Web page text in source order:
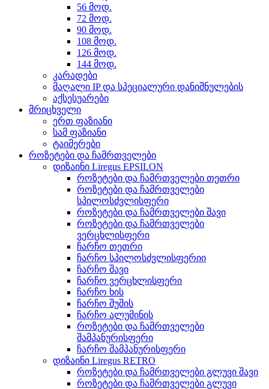
56 მოდ.
72 მოდ.
90 მოდ.
108 მოდ.
126 მოდ.
144 მოდ.
კარადები
მაღალი IP და სპეციალური დანიშნულების
აქსესუარები
მრიცხველი
ერთ ფაზიანი
სამ ფაზიანი
ტაიმერები
როზეტები და ჩამრთველები
დიზაინი Liregus EPSILON
როზეტები და ჩამრთველები თეთრი
როზეტები და ჩამრთველები
სპილოსძვლისფერი
როზეტები და ჩამრთველები შავი
როზეტები და ჩამრთველები
ვერცხლისფერი
ჩარჩო თეთრი
ჩარჩო სპილოსძვლისფერიი
ჩარჩო შავი
ჩარჩო ვერცხლისფერი
ჩარჩო ხის
ჩარჩო შუშის
ჩარჩო ალუმინის
როზეტები და ჩამრთველები
შამპანურისფერი
ჩარჩო შამპანურისფერი
დიზაინი Liregus RETRO
როზეტები და ჩამრთველები გლუვი შავი
როზეტები და ჩამრთველები გლუვი